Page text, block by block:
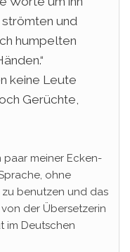
strömten und
humpelten
keine Leute
Gerüchte,
paar meiner Ecken-
ohne
benutzen und das
der Übersetzerin
im Deutschen